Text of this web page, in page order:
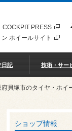
COCKPIT PRESS
ホイールサイト
日記 技術・サー
貝塚市のタイヤ・ホイ
ショップ情報